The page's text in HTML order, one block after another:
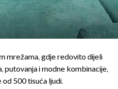
mrežama, gdje redovito dijeli
i modne kombinacije,
500 tisuća ljudi.